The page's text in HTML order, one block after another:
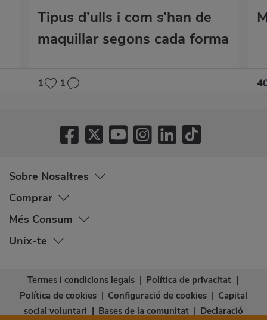
Tipus d’ulls i com s’han de
maquillar segons cada forma
1 1
Sobre Nosaltres
Comprar
Més Consum
Unix-te
Termes i condicions legals | Política de privacitat |
Política de cookies | Configuració de cookies | Capital
social voluntari | Bases de la comunitat | Declaració